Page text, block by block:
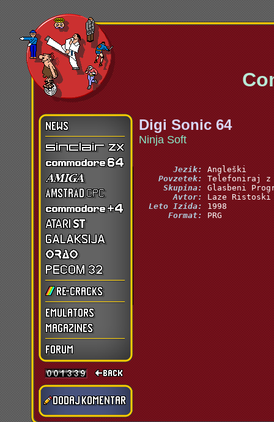
Digi Sonic 64
Ninja Soft
       Jezik:
    Povzetek:
     Skupina:
       Avtor:
  Leto Izida:
      Format:
PRG